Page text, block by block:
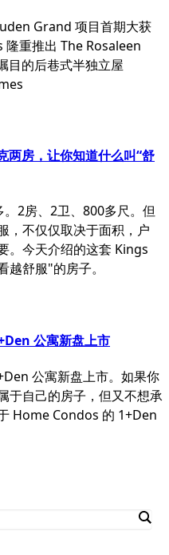
Grand 项目首期大获
重推出 The Rosaleen
目的后巷式半独立屋
房，让你知道什么叫“舒
2房、2卫、800多尺。但
，不仅仅取决于面积，户
。今天介绍的这套 Kings
舒服"的房子。
公寓新盘上市
公寓新盘上市。如果你
于自己的房子，但又不想承
Home Condos 的 1+Den